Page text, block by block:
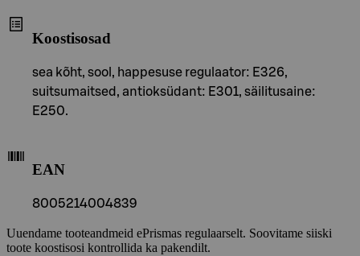
Koostisosad
sea ​​kõht, sool, happesuse regulaator: E326,
suitsumaitsed, antioksüdant: E301, säilitusaine:
E250.
EAN
8005214004839
Uuendame tooteandmeid ePrismas regulaarselt. Soovitame siiski
toote koostisosi kontrollida ka pakendilt.